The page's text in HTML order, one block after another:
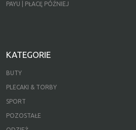
PAYU | PŁACĘ PÓŹNIEJ
KATEGORIE
BUTY
PLECAKI & TORBY
SPORT
POZOSTAŁE